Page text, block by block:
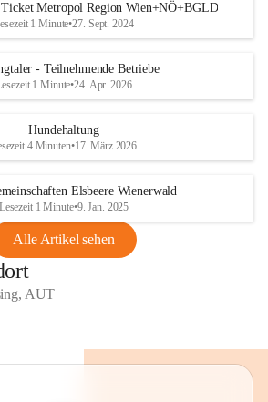
Metropol Region Wien+NÖ+BGLD
1 Minute•27. Sept. 2024
- Teilnehmende Betriebe
1 Minute•24. Apr. 2026
Hundehaltung
4 Minuten•17. März 2026
Elsbeere Wienerwald
Lesezeit 1 Minute•9. Jan. 2025
Alle Artikel sehen
AUT